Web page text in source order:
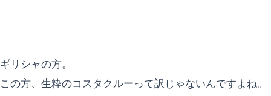
ギリシャの方。
この方、生粋のコスタクルーって訳じゃないんですよね。